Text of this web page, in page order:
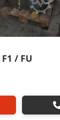
F1 / FU